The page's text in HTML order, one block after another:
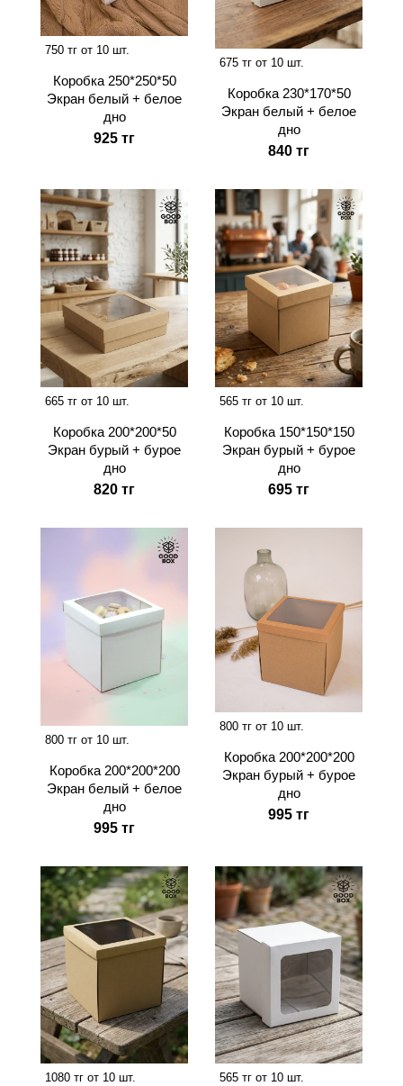
750 тг от 10 шт.
Коробка 250*250*50
Экран белый + белое
дно
925 тг
675 тг от 10 шт.
Коробка 230*170*50
Экран белый + белое
дно
840 тг
665 тг от 10 шт.
Коробка 200*200*50
Экран бурый + бурое
дно
820 тг
565 тг от 10 шт.
Коробка 150*150*150
Экран бурый + бурое
дно
695 тг
800 тг от 10 шт.
Коробка 200*200*200
Экран белый + белое
дно
995 тг
800 тг от 10 шт.
Коробка 200*200*200
Экран бурый + бурое
дно
995 тг
1080 тг от 10 шт. 565 тг от 10 шт.